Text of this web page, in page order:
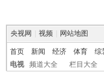
央视网
视频 网站地图
首页 新闻 经济 体育 综
电视
频道大全 栏目大全